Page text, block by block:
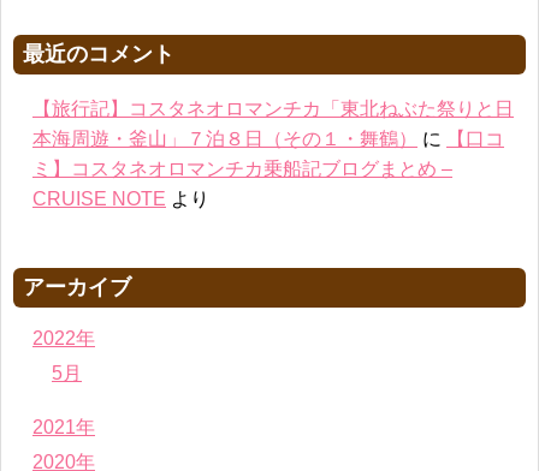
最近のコメント
【旅行記】コスタネオロマンチカ「東北ねぶた祭りと日
本海周遊・釜山」７泊８日（その１・舞鶴）
に
【口コ
ミ】コスタネオロマンチカ乗船記ブログまとめ –
CRUISE NOTE より
アーカイブ
2022年
5月
2021年
2020年